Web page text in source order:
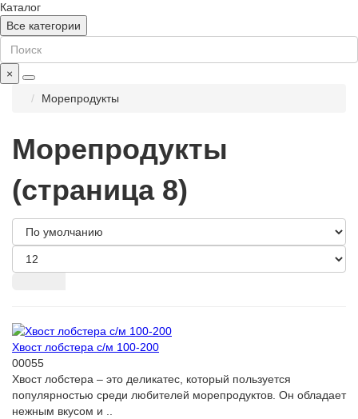
Каталог
Все категории
×
Морепродукты
Морепродукты
(страница 8)
Хвост лобстера с/м 100-200
00055
Хвост лобстера – это деликатес, который пользуется
популярностью среди любителей морепродуктов. Он обладает
нежным вкусом и ..